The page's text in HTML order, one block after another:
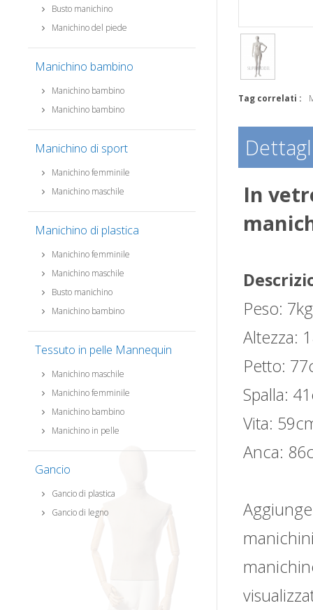
Busto manichino
Manichino del piede
Manichino bambino
Manichino bambino
Manichino bambino
Manichino di sport
Manichino femminile
Manichino maschile
Manichino di plastica
Manichino femminile
Manichino maschile
Busto manichino
Manichino bambino
Tessuto in pelle Mannequin
Manichino maschile
Manichino femminile
Manichino bambino
Manichino in pelle
Gancio
Gancio di plastica
Gancio di legno
Tag correlati :
In
Peso: 7kg
Altezza:
Petto:
Spalla:
Vita:
Anca: